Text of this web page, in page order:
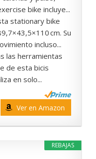
bike incluye...
stationary bike
cm. Su
incluso...
las herramientas
de esta bicis
en solo...
Ver en Amazon
REBAJAS